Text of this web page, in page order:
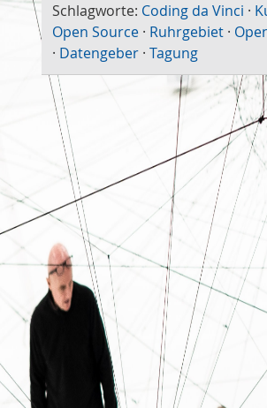
Schlagworte: Coding da Vinci ·
Open Source · Ruhrgebiet ·
· Datengeber · Tagung